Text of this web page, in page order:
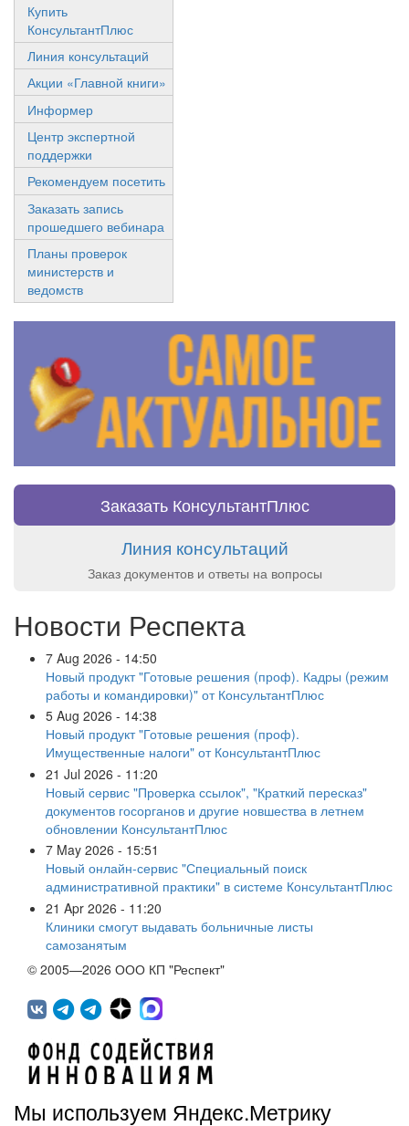
Купить
КонсультантПлюс
Линия консультаций
Акции «Главной книги»
Информер
Центр экспертной
поддержки
Рекомендуем посетить
Заказать запись
прошедшего вебинара
Планы проверок
министерств и
ведомств
Заказать КонсультантПлюс
Линия консультаций
Заказ документов и ответы на вопросы
Новости Респекта
7 Aug 2026 - 14:50
Новый продукт "Готовые решения (проф). Кадры (режим
работы и командировки)" от КонсультантПлюс
5 Aug 2026 - 14:38
Новый продукт "Готовые решения (проф).
Имущественные налоги" от КонсультантПлюс
21 Jul 2026 - 11:20
Новый сервис "Проверка ссылок", "Краткий пересказ"
документов госорганов и другие новшества в летнем
обновлении КонсультантПлюс
7 May 2026 - 15:51
Новый онлайн-сервис "Специальный поиск
административной практики" в системе КонсультантПлюс
21 Apr 2026 - 11:20
Клиники смогут выдавать больничные листы
самозанятым
© 2005—2026 ООО КП "Респект"
Мы используем Яндекс.Метрику